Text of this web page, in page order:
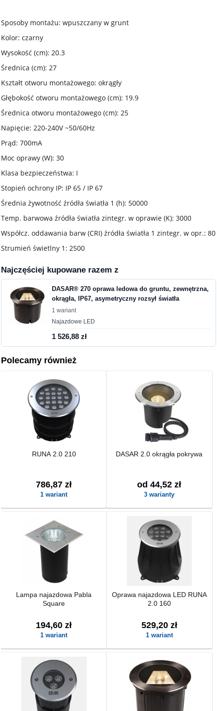
Sposoby montażu: wpuszczany w grunt
Kolor: czarny
Wysokość (cm): 20.3
Średnica (cm): 27
Kształt otworu montażowego: okrągły
Głębokość otworu montażowego (cm): 19.9
Średnica otworu montażowego (cm): 25
Napięcie: 220-240V ~50/60Hz
Prąd: 700mA
Moc oprawy (W): 30
Klasa bezpieczeństwa: I
Stopień ochrony IP: IP 65 / IP 67
Średnia żywotność źródła światła 1 (h): 50000
Temp. barwowa źródła światła zintegr. w oprawie (K): 3000
Współcz. oddawania barw (CRI) źródła światła 1 zintegr. w opr.: 80
Strumień świetlny 1: 2500
Najczęściej kupowane razem z
DASAR® 270 oprawa ledowa do gruntu, zewnętrzna,
okrągła, IP67, asymetryczny rozsył światła
1 wariant
Najazdowe LED
1 526,88 zł
Polecamy również
RUNA 2.0 210
786,87 zł
1 wariant
DASAR 2.0 okrągła pokrywa
od 44,52 zł
3 warianty
Lampa najazdowa Pabla
Square
194,60 zł
1 wariant
Oprawa najazdowa LED RUNA
2.0 160
529,20 zł
1 wariant